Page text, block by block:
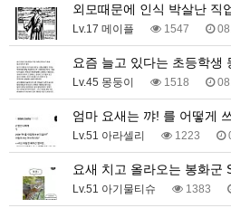
외모때문에 인식 박살난 직
Lv.17 메이플 1547
요즘 늘고 있다는 초등학생
Lv.45 몽둥이 1518
엄마 요새는 꺄! 를 어떻게
Lv.51 아라셀리 1223
요새 치고 올라오는 봉화군
Lv.51 아기물티슈 1383